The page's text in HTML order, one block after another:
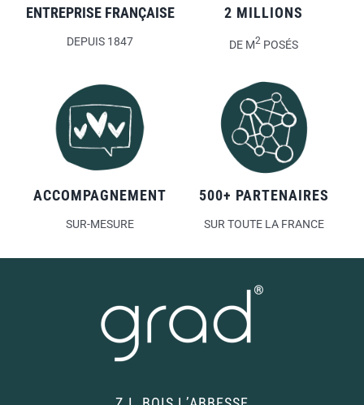
ENTREPRISE FRANÇAISE
DEPUIS 1847
2 MILLIONS
DE M2 POSÉS
ACCOMPAGNEMENT
SUR-MESURE
500+ PARTENAIRES
SUR TOUTE LA FRANCE